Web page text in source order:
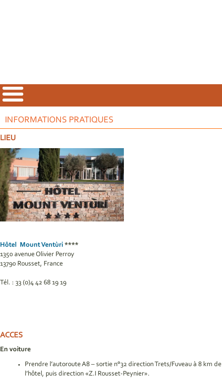
INFORMATIONS PRATIQUES
LIEU
Hôtel Mount Ventùri ****
1350 avenue Olivier Perroy
13790 Rousset, France
Tél. : 33 (0)4 42 68 19 19
ACCES
En voiture
Prendre l’autoroute A8 – sortie n°32 direction Trets/Fuveau à 8 km de
l’hôtel, puis direction «Z.I Rousset-Peynier».